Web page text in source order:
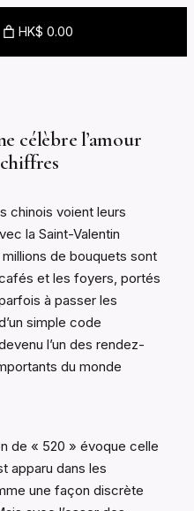
HK$ 0.00
célèbre l’amour
chinois voient leurs
la Saint-Valentin
de bouquets sont
et les foyers, portés
à passer les
simple code
l’un des rendez-
du monde
de « 520 » évoque celle
apparu dans les
une façon discrète